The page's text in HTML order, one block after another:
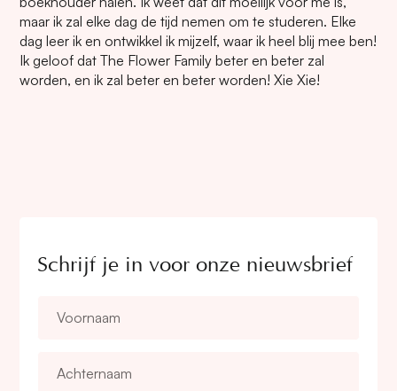
maar ik zal elke dag de tijd nemen om te studeren. Elke
dag leer ik en ontwikkel ik mijzelf, waar ik heel blij mee ben!
Ik geloof dat The Flower Family beter en beter zal
worden, en ik zal beter en beter worden! Xie Xie!
Schrijf je in voor onze nieuwsbrief